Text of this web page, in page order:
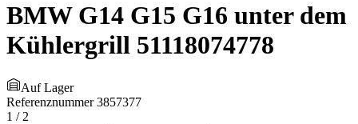
BMW G14 G15 G16 unter dem
Kühlergrill 51118074778
Auf Lager
Referenznummer 3857377
1 / 2